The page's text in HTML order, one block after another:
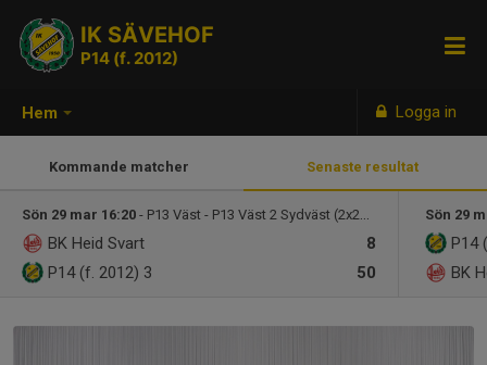
Hem Logga in
IK SÄVEHOF
P14 (f. 2012)
Kommande matcher Senaste resultat
Sön 29 mar 16:20 - P13 Väst - P13 Väst 2 Sydväst (2x25min)
8
BK Heid Svart
50
P14 (f. 2012) 3
Sön 29
P14
BK